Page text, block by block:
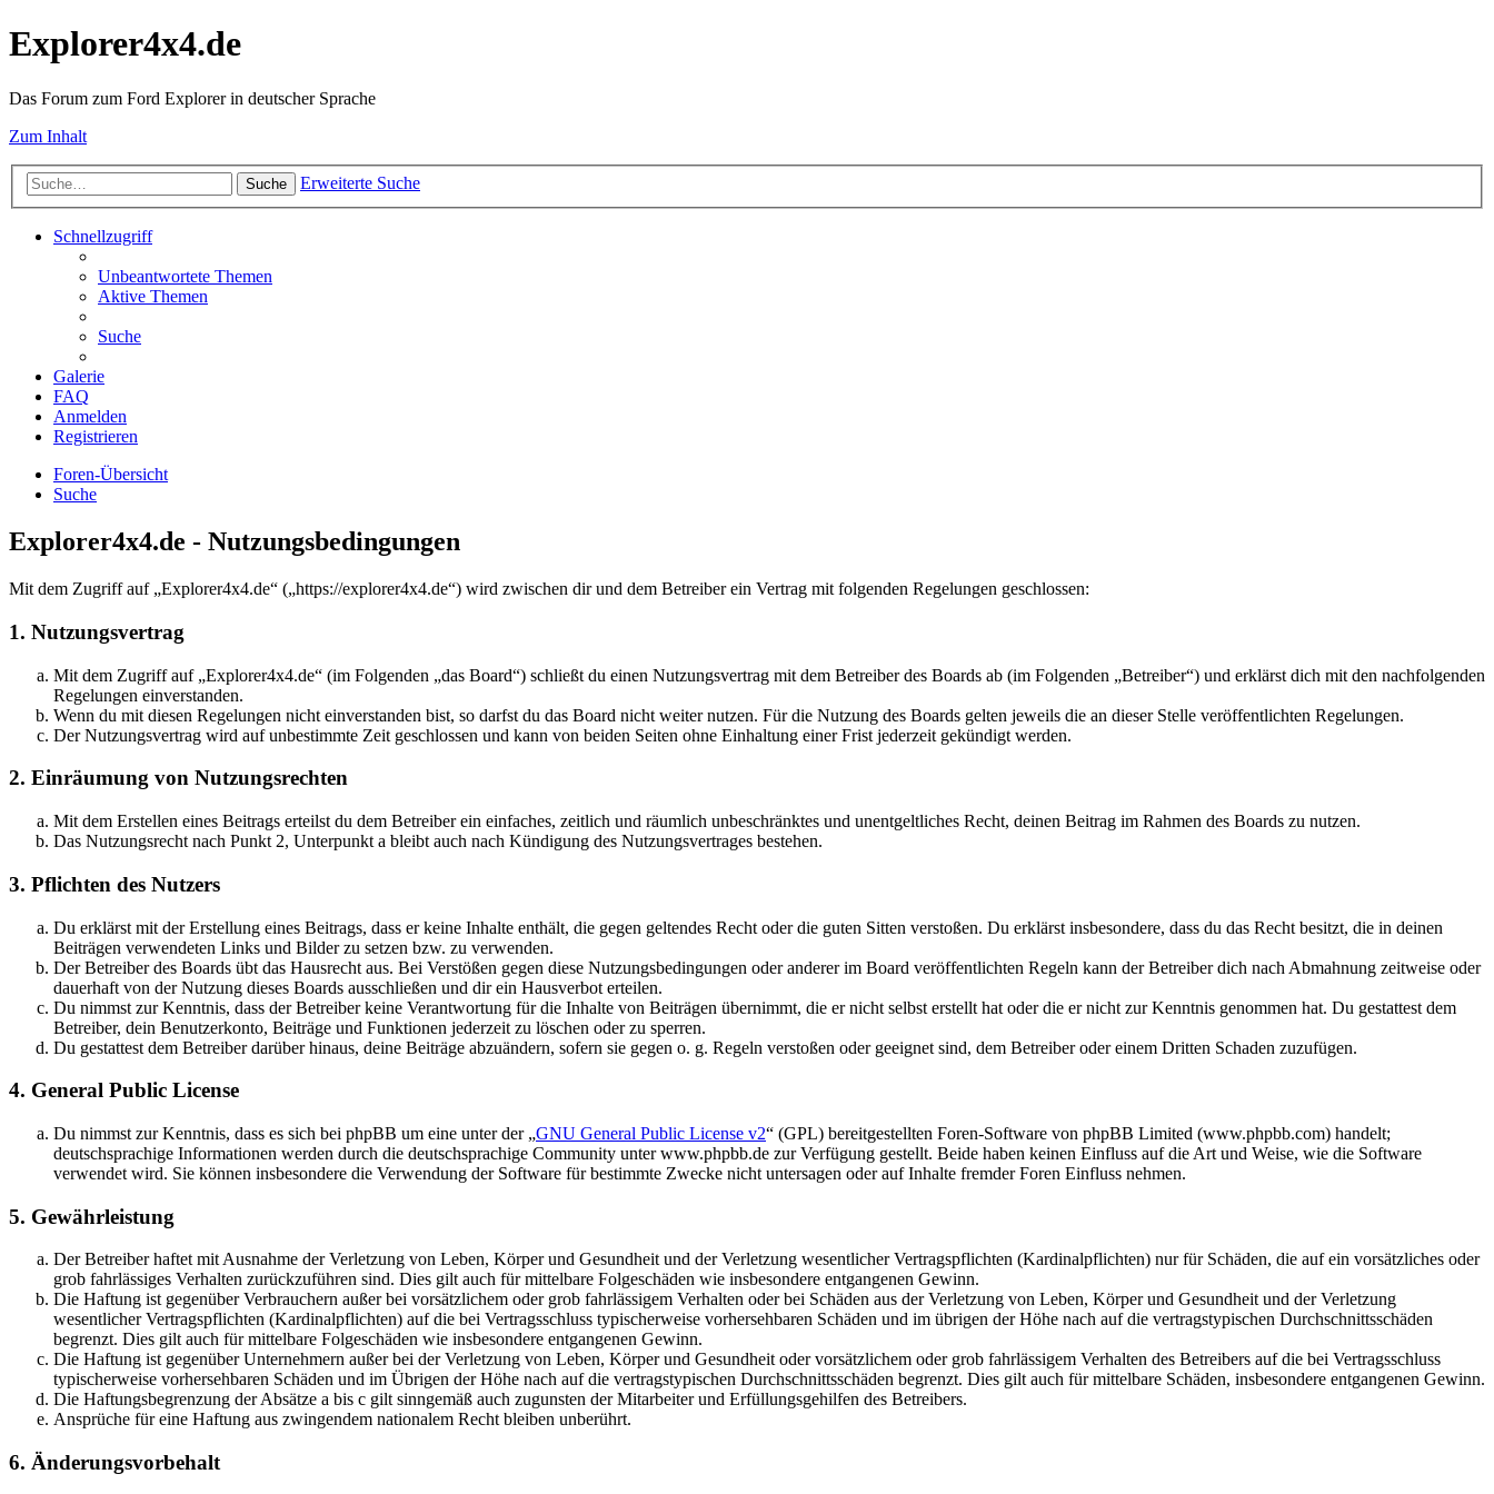
Explorer4x4.de
Das Forum zum Ford Explorer in deutscher Sprache
Zum Inhalt
Suche Erweiterte Suche
Schnellzugriff
Unbeantwortete Themen
Aktive Themen
Suche
Galerie
FAQ
Anmelden
Registrieren
Foren-Übersicht
Suche
Explorer4x4.de - Nutzungsbedingungen
Mit dem Zugriff auf „Explorer4x4.de“ („https://explorer4x4.de“) wird zwischen dir und dem Betreiber ein Vertrag mit folgenden Regelungen geschlossen:
1. Nutzungsvertrag
Mit dem Zugriff auf „Explorer4x4.de“ (im Folgenden „das Board“) schließt du einen Nutzungsvertrag mit dem Betreiber des Boards ab (im Folgenden „Betreiber“) und erklärst dich mit den nachfolgenden
Regelungen einverstanden.
Wenn du mit diesen Regelungen nicht einverstanden bist, so darfst du das Board nicht weiter nutzen. Für die Nutzung des Boards gelten jeweils die an dieser Stelle veröffentlichten Regelungen.
Der Nutzungsvertrag wird auf unbestimmte Zeit geschlossen und kann von beiden Seiten ohne Einhaltung einer Frist jederzeit gekündigt werden.
2. Einräumung von Nutzungsrechten
Mit dem Erstellen eines Beitrags erteilst du dem Betreiber ein einfaches, zeitlich und räumlich unbeschränktes und unentgeltliches Recht, deinen Beitrag im Rahmen des Boards zu nutzen.
Das Nutzungsrecht nach Punkt 2, Unterpunkt a bleibt auch nach Kündigung des Nutzungsvertrages bestehen.
3. Pflichten des Nutzers
Du erklärst mit der Erstellung eines Beitrags, dass er keine Inhalte enthält, die gegen geltendes Recht oder die guten Sitten verstoßen. Du erklärst insbesondere, dass du das Recht besitzt, die in deinen
Beiträgen verwendeten Links und Bilder zu setzen bzw. zu verwenden.
Der Betreiber des Boards übt das Hausrecht aus. Bei Verstößen gegen diese Nutzungsbedingungen oder anderer im Board veröffentlichten Regeln kann der Betreiber dich nach Abmahnung zeitweise oder
dauerhaft von der Nutzung dieses Boards ausschließen und dir ein Hausverbot erteilen.
Du nimmst zur Kenntnis, dass der Betreiber keine Verantwortung für die Inhalte von Beiträgen übernimmt, die er nicht selbst erstellt hat oder die er nicht zur Kenntnis genommen hat. Du gestattest dem
Betreiber, dein Benutzerkonto, Beiträge und Funktionen jederzeit zu löschen oder zu sperren.
Du gestattest dem Betreiber darüber hinaus, deine Beiträge abzuändern, sofern sie gegen o. g. Regeln verstoßen oder geeignet sind, dem Betreiber oder einem Dritten Schaden zuzufügen.
4. General Public License
Du nimmst zur Kenntnis, dass es sich bei phpBB um eine unter der „GNU General Public License v2“ (GPL) bereitgestellten Foren-Software von phpBB Limited (www.phpbb.com) handelt;
deutschsprachige Informationen werden durch die deutschsprachige Community unter www.phpbb.de zur Verfügung gestellt. Beide haben keinen Einfluss auf die Art und Weise, wie die Software
verwendet wird. Sie können insbesondere die Verwendung der Software für bestimmte Zwecke nicht untersagen oder auf Inhalte fremder Foren Einfluss nehmen.
5. Gewährleistung
Der Betreiber haftet mit Ausnahme der Verletzung von Leben, Körper und Gesundheit und der Verletzung wesentlicher Vertragspflichten (Kardinalpflichten) nur für Schäden, die auf ein vorsätzliches oder
grob fahrlässiges Verhalten zurückzuführen sind. Dies gilt auch für mittelbare Folgeschäden wie insbesondere entgangenen Gewinn.
Die Haftung ist gegenüber Verbrauchern außer bei vorsätzlichem oder grob fahrlässigem Verhalten oder bei Schäden aus der Verletzung von Leben, Körper und Gesundheit und der Verletzung
wesentlicher Vertragspflichten (Kardinalpflichten) auf die bei Vertragsschluss typischerweise vorhersehbaren Schäden und im übrigen der Höhe nach auf die vertragstypischen Durchschnittsschäden
begrenzt. Dies gilt auch für mittelbare Folgeschäden wie insbesondere entgangenen Gewinn.
Die Haftung ist gegenüber Unternehmern außer bei der Verletzung von Leben, Körper und Gesundheit oder vorsätzlichem oder grob fahrlässigem Verhalten des Betreibers auf die bei Vertragsschluss
typischerweise vorhersehbaren Schäden und im Übrigen der Höhe nach auf die vertragstypischen Durchschnittsschäden begrenzt. Dies gilt auch für mittelbare Schäden, insbesondere entgangenen Gewinn.
Die Haftungsbegrenzung der Absätze a bis c gilt sinngemäß auch zugunsten der Mitarbeiter und Erfüllungsgehilfen des Betreibers.
Ansprüche für eine Haftung aus zwingendem nationalem Recht bleiben unberührt.
6. Änderungsvorbehalt